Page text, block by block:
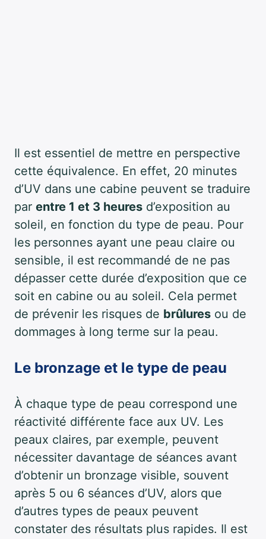
Il est essentiel de mettre en perspective
cette équivalence. En effet, 20 minutes
d’UV dans une cabine peuvent se traduire
par entre 1 et 3 heures d’exposition au
soleil, en fonction du type de peau. Pour
les personnes ayant une peau claire ou
sensible, il est recommandé de ne pas
dépasser cette durée d’exposition que ce
soit en cabine ou au soleil. Cela permet
de prévenir les risques de brûlures ou de
dommages à long terme sur la peau.
Le bronzage et le type de peau
À chaque type de peau correspond une
réactivité différente face aux UV. Les
peaux claires, par exemple, peuvent
nécessiter davantage de séances avant
d’obtenir un bronzage visible, souvent
après 5 ou 6 séances d’UV, alors que
d’autres types de peaux peuvent
constater des résultats plus rapides. Il est